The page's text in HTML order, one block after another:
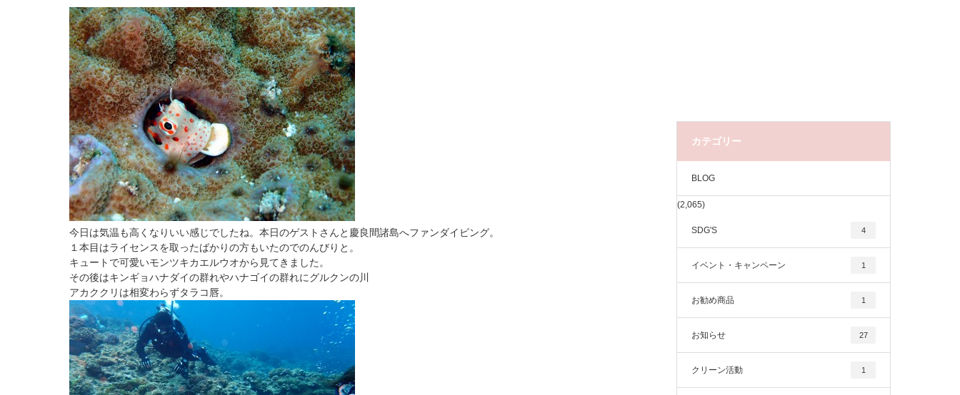
今日は気温も高くなりいい感じでしたね。本日のゲストさんと慶良間諸島へファンダイビング。
１本目はライセンスを取ったばかりの方もいたのでのんびりと。
キュートで可愛いモンツキカエルウオから見てきました。
その後はキンギョハナダイの群れやハナゴイの群れにグルクンの川
アカククリは相変わらずタラコ唇。
カテゴリー
BLOG
(2,065)
SDG'S 4
イベント・キャンペーン 1
お勧め商品 1
お知らせ 27
クリーン活動 1